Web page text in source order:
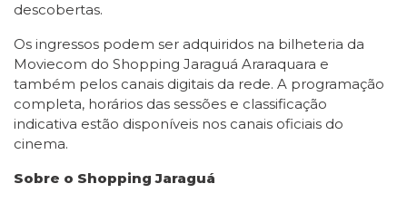
descobertas.
Os ingressos podem ser adquiridos na bilheteria da
Moviecom do Shopping Jaraguá Araraquara e
também pelos canais digitais da rede. A programação
completa, horários das sessões e classificação
indicativa estão disponíveis nos canais oficiais do
cinema.
Sobre o Shopping Jaraguá